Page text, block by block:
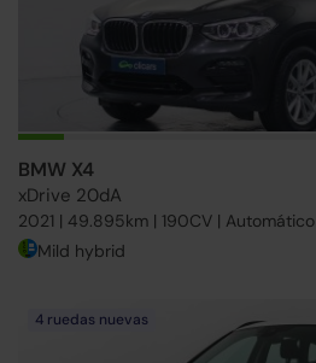
BMW X4
xDrive 20dA
2021 | 49.895km | 190CV | Automático
Mild hybrid
4 ruedas nuevas